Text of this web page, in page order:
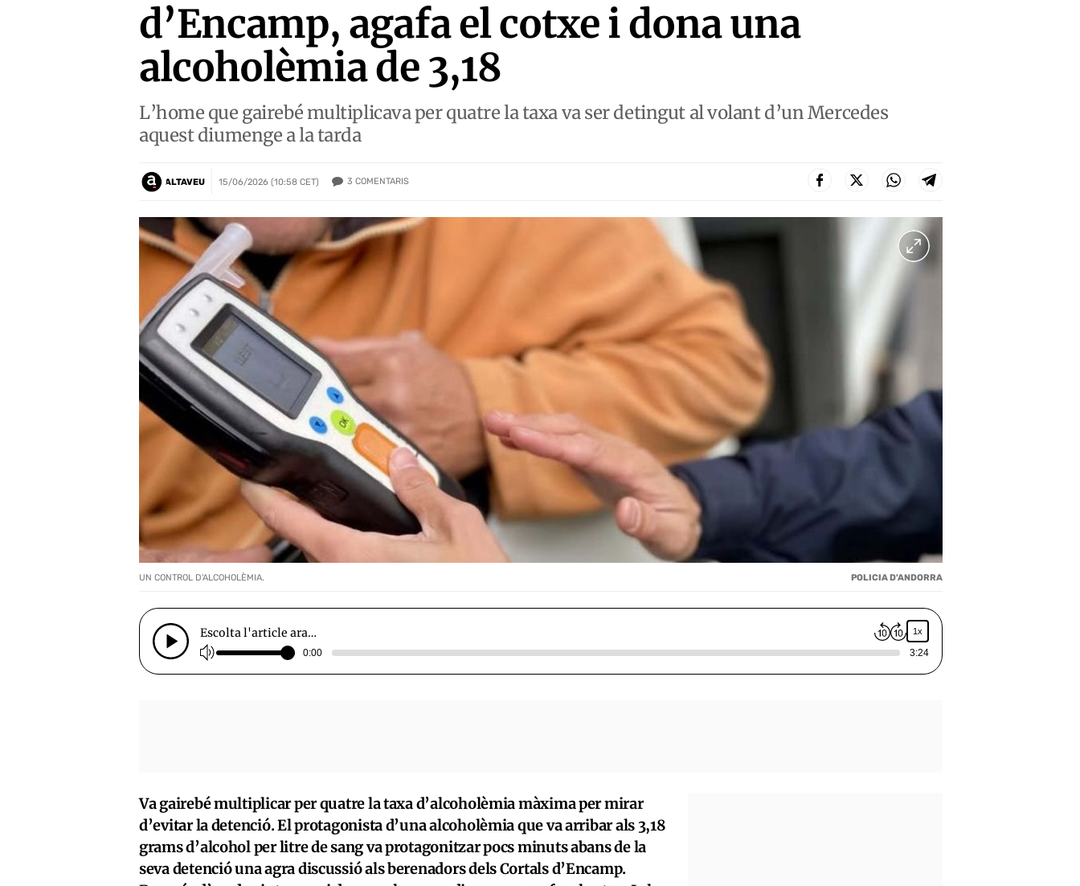
d’Encamp, agafa el cotxe i dona una
alcoholèmia de 3,18
L’home que gairebé multiplicava per quatre la taxa va ser detingut al volant d’un Mercedes
aquest diumenge a la tarda
ALTAVEU 15/06/2026 (10:58 CET) 3 COMENTARIS
UN CONTROL D'ALCOHOLÈMIA. POLICIA D'ANDORRA
Escolta l'article ara… 1x
0:00 3:24
Va gairebé multiplicar per quatre la taxa d’alcoholèmia màxima per mirar
d’evitar la detenció. El protagonista d’una alcoholèmia que va arribar als 3,18
grams d’alcohol per litre de sang va protagonitzar pocs minuts abans de la
seva detenció una agra discussió als berenadors dels Cortals d’Encamp.